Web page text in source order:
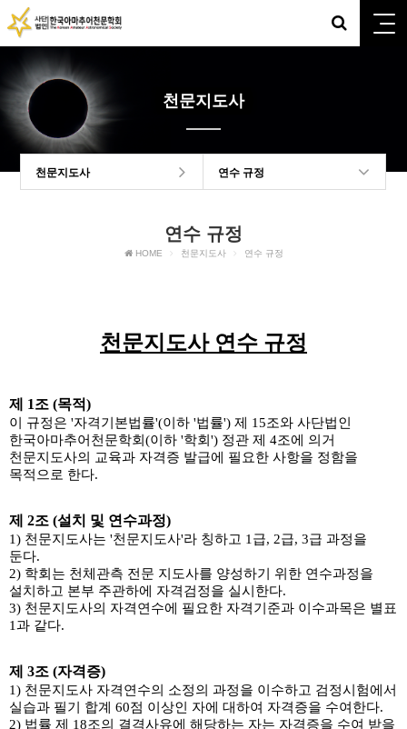
천문지도사
천문지도사 연수 규정
연수 규정
HOME 천문지도사 연수 규정
천문지도사 연수 규정
제 1조 (목적)
이 규정은 '자격기본법률'(이하 '법률') 제 15조와 사단법인
한국아마추어천문학회(이하 '학회') 정관 제 4조에 의거
천문지도사의 교육과 자격증 발급에 필요한 사항을 정함을
목적으로 한다.
제 2조 (설치 및 연수과정)
1) 천문지도사는 '천문지도사'라 칭하고 1급, 2급, 3급 과정을
둔다.
2) 학회는 천체관측 전문 지도사를 양성하기 위한 연수과정을
설치하고 본부 주관하에 자격검정을 실시한다.
3) 천문지도사의 자격연수에 필요한 자격기준과 이수과목은 별표
1과 같다.
제 3조 (자격증)
1) 천문지도사 자격연수의 소정의 과정을 이수하고 검정시험에서
실습과 필기 합계 60점 이상인 자에 대하여 자격증을 수여한다.
2) 법률 제 18조의 결격사유에 해당하는 자는 자격증을 수여 받을